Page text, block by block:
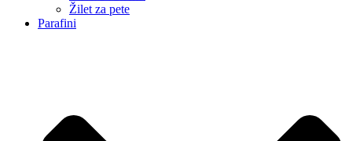
Žilet za pete
Parafini